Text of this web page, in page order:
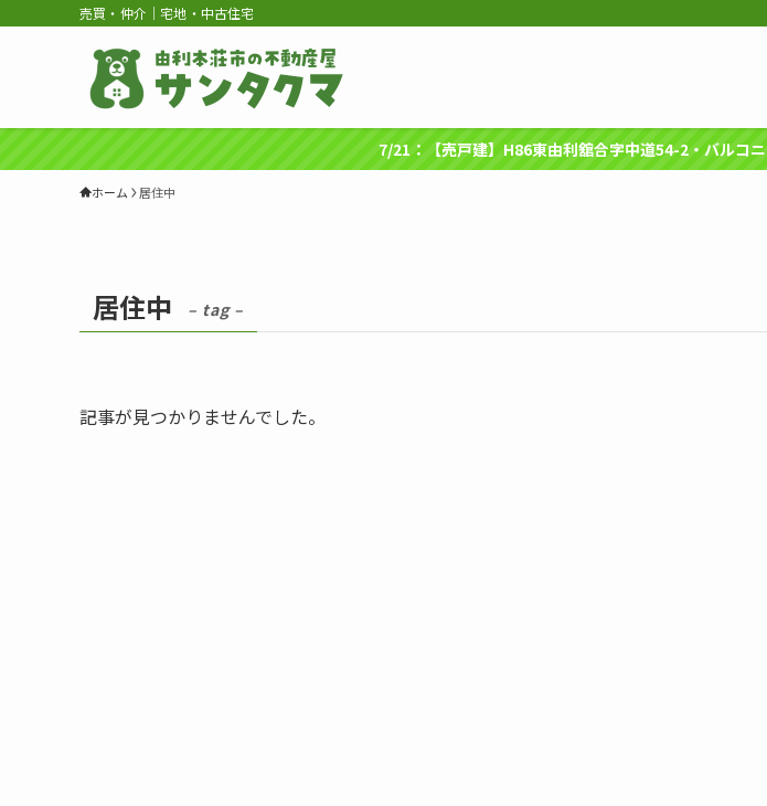
売買・仲介｜宅地・中古住宅
7/21：【売戸建】H86東由利舘合字中道54-2・バルコ
ホーム 居住中
居住中 – tag –
記事が見つかりませんでした。